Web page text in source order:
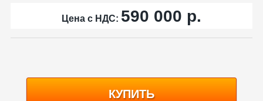
Цена с НДС: 590 000 р.
КУПИТЬ